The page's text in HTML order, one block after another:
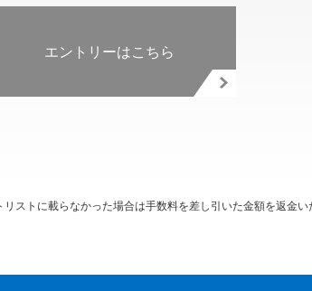
エントリーはこちら
ストに載らなかった場合は手数料を差し引いた金額を返金い